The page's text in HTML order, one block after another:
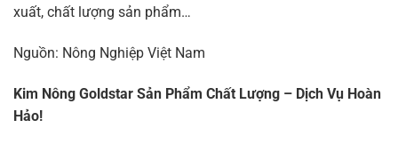
xuất, chất lượng sản phẩm…
Nguồn: Nông Nghiệp Việt Nam
Kim Nông Goldstar Sản Phẩm Chất Lượng – Dịch Vụ Hoàn
Hảo!